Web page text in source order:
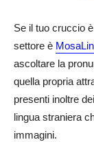
Se il tuo cruccio
settore è
ascoltare la
quella propria
presenti inoltre
lingua straniera
immagini.